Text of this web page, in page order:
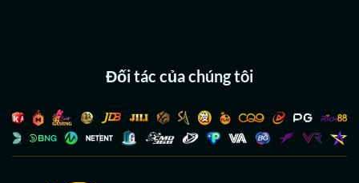
Đối tác của chúng tôi